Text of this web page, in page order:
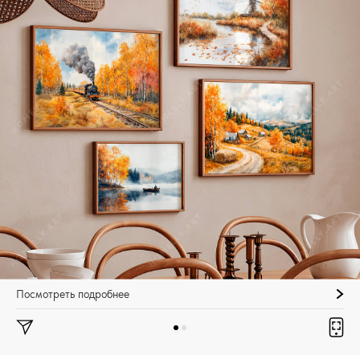
Посмотреть подробнее